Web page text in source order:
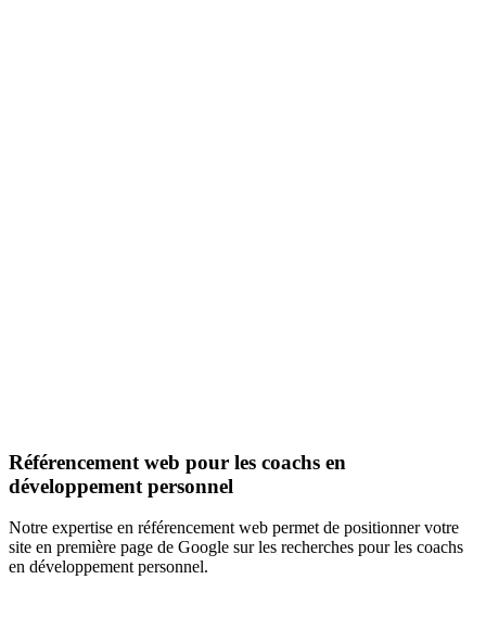
Référencement web pour les coachs en
développement personnel
Notre expertise en référencement web permet de positionner votre
site en première page de Google sur les recherches pour les coachs
en développement personnel.